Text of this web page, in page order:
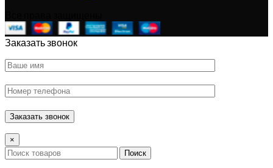
Заказать звонок
×
Поиск